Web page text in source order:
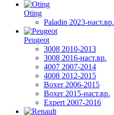
Oting
Paladin 2023-наст.вр.
Peugeot
3008 2010-2013
3008 2016-наст.вр.
4007 2007-2014
4008 2012-2015
Boxer 2006-2015
Boxer 2015-наст.вр.
Expert 2007-2016